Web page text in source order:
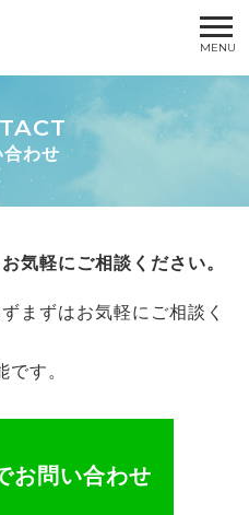
わせ
気軽にご相談ください。
まずはお気軽にご相談く
す。
お問い合わせ